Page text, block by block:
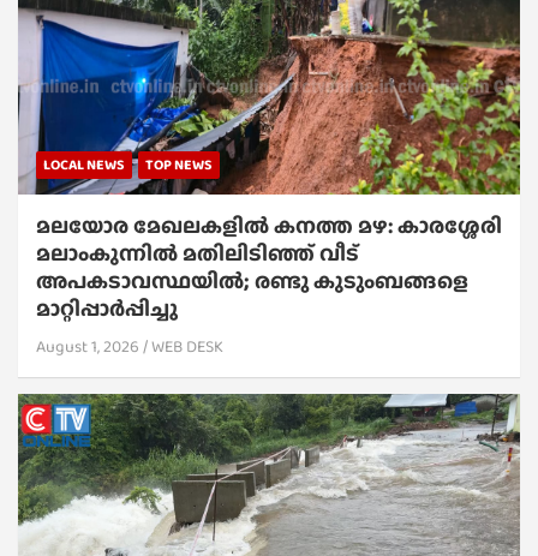
LOCAL NEWS TOP NEWS
മലയോര മേഖലകളിൽ കനത്ത മഴ: കാരശ്ശേരി
മലാംകുന്നിൽ മതിലിടിഞ്ഞ് വീട്
അപകടാവസ്ഥയിൽ; രണ്ടു കുടുംബങ്ങളെ
മാറ്റിപ്പാർപ്പിച്ചു
August 1, 2026 WEB DESK